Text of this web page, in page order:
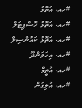
#ހއ. އަތޮޅު
#ހއ. އަތޮޅު ހޮސްޕިޓަލް
#ހއ. އަތޮޅު ކައުންސިލް
#ހއ. އިހަވަންދޫ
#ހއ. އުތީމް
#ހއ. އުލިގަން